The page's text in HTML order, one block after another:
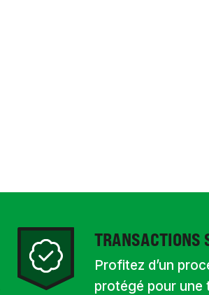
TRANSACTIONS
Profitez d’un
protégé pour une